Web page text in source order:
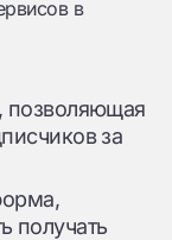
в
позволяющая
за
получать